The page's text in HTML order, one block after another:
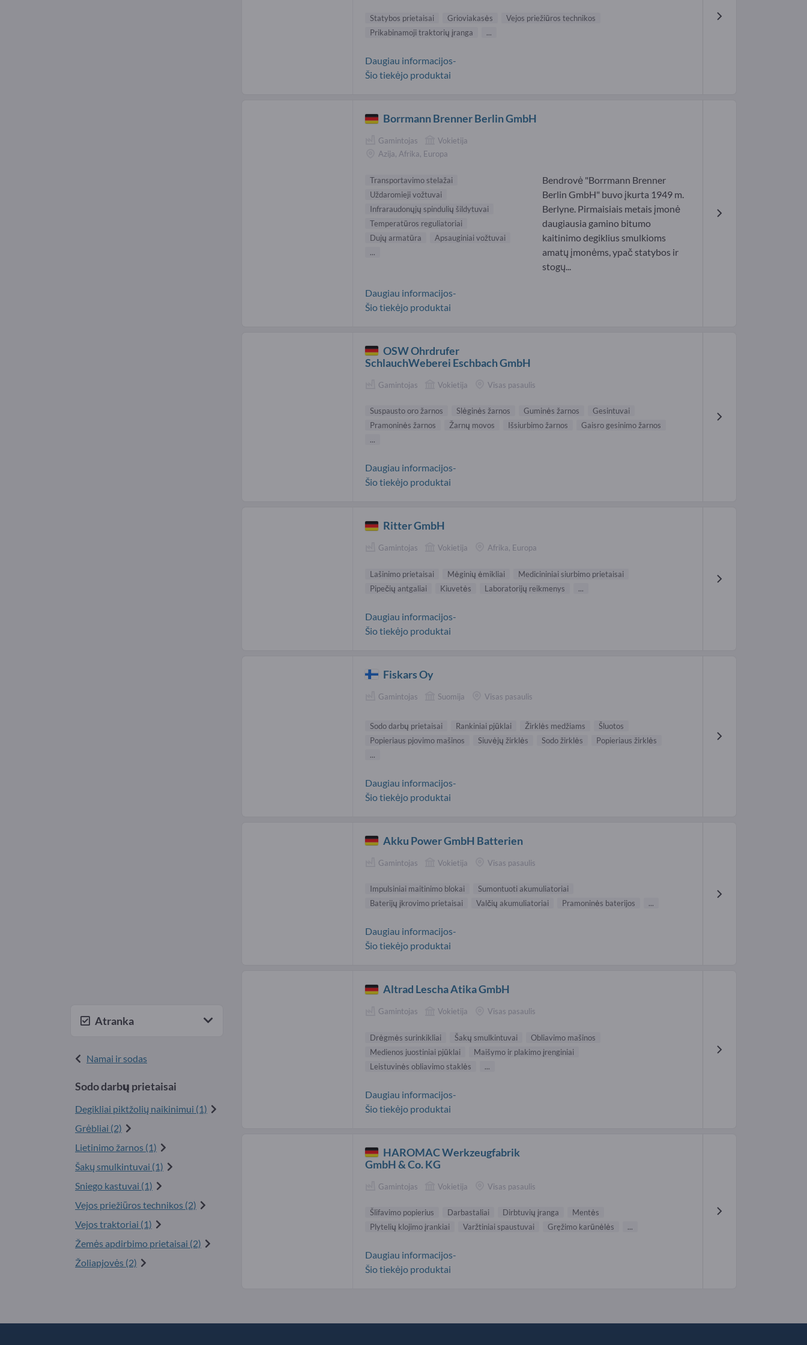
Atranka
Namai ir sodas
Sodo darbų prietaisai
Degikliai piktžolių naikinimui (1)
Grėbliai (2)
Lietinimo žarnos (1)
Šakų smulkintuvai (1)
Sniego kastuvai (1)
Vejos priežiūros technikos (2)
Vejos traktoriai (1)
Žemės apdirbimo prietaisai (2)
Žoliapjovės (2)
Statybos prietaisai Grioviakasės
Vejos priežiūros technikos
Prikabinamoji traktorių įranga
...
Daugiau informacijos-
Šio tiekėjo produktai
Borrmann Brenner Berlin GmbH
Gamintojas
Vokietija
Azija, Afrika, Europa
Transportavimo stelažai
Uždaromieji vožtuvai
Infraraudonųjų spindulių šildytuvai
Temperatūros reguliatoriai
Dujų armatūra
Apsauginiai vožtuvai
...
Bendrovė "Borrmann Brenner
Berlin GmbH" buvo įkurta 1949 m.
Berlyne. Pirmaisiais metais įmonė
daugiausia gamino bitumo
kaitinimo degiklius smulkioms
amatų įmonėms, ypač statybos ir
stogų...
Daugiau informacijos-
Šio tiekėjo produktai
OSW Ohrdrufer
SchlauchWeberei Eschbach GmbH
Gamintojas Vokietija Visas pasaulis
Suspausto oro žarnos Slėginės žarnos Guminės žarnos
Gesintuvai
Pramoninės žarnos
Žarnų movos Išsiurbimo žarnos
Gaisro gesinimo žarnos
...
Daugiau informacijos-
Šio tiekėjo produktai
Ritter GmbH
Gamintojas Vokietija Afrika, Europa
Lašinimo prietaisai Mėginių ėmikliai
Medicininiai siurbimo prietaisai
Pipečių antgaliai
Kiuvetės Laboratorijų reikmenys ...
Daugiau informacijos-
Šio tiekėjo produktai
Fiskars Oy
Gamintojas Suomija Visas pasaulis
Sodo darbų prietaisai Rankiniai pjūklai Žirklės medžiams
Šluotos
Popieriaus pjovimo mašinos
Siuvėjų žirklės Sodo žirklės
Popieriaus žirklės
...
Daugiau informacijos-
Šio tiekėjo produktai
Akku Power GmbH Batterien
Gamintojas Vokietija Visas pasaulis
Impulsiniai maitinimo blokai
Sumontuoti akumuliatoriai
Baterijų įkrovimo prietaisai
Valčių akumuliatoriai Pramoninės baterijos ...
Daugiau informacijos-
Šio tiekėjo produktai
Altrad Lescha Atika GmbH
Gamintojas Vokietija Visas pasaulis
Drėgmės surinkikliai Šakų smulkintuvai
Obliavimo mašinos
Medienos juostiniai pjūklai
Maišymo ir plakimo įrenginiai
Leistuvinės obliavimo staklės
...
Daugiau informacijos-
Šio tiekėjo produktai
HAROMAC Werkzeugfabrik
GmbH & Co. KG
Gamintojas Vokietija Visas pasaulis
Šlifavimo popierius Darbastaliai Dirbtuvių įranga
Mentės
Plytelių klojimo įrankiai
Varžtiniai spaustuvai Gręžimo karūnėlės ...
Daugiau informacijos-
Šio tiekėjo produktai